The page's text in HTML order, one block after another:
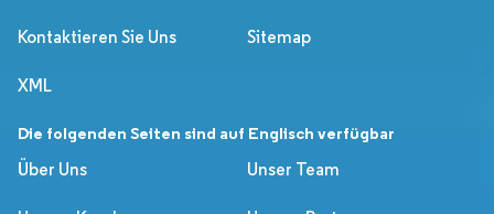
Kontaktieren Sie Uns Sitemap
XML
Die folgenden Seiten sind auf Englisch verfügbar
Über Uns
Unser Team